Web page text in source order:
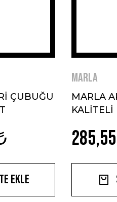
ÇUBUĞU
Ekle
MARLA
MARLA
KALİTELİ
BAGET